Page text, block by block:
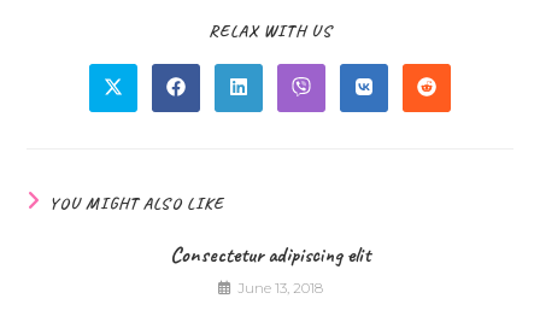
RELAX WITH US
YOU MIGHT ALSO LIKE
Consectetur adipiscing elit
June 13, 2018